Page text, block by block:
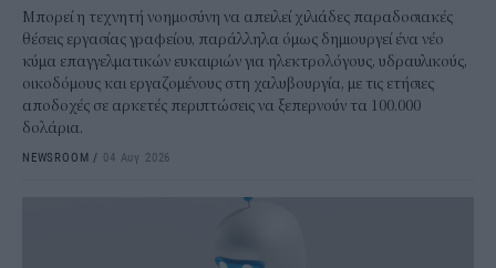
Μπορεί η τεχνητή νοημοσύνη να απειλεί χιλιάδες παραδοσιακές
θέσεις εργασίας γραφείου, παράλληλα όμως δημιουργεί ένα νέο
κύμα επαγγελματικών ευκαιριών για ηλεκτρολόγους, υδραυλικούς,
οικοδόμους και εργαζομένους στη χαλυβουργία, με τις ετήσιες
αποδοχές σε αρκετές περιπτώσεις να ξεπερνούν τα 100.000
δολάρια.
NEWSROOM / 04 Αυγ 2026